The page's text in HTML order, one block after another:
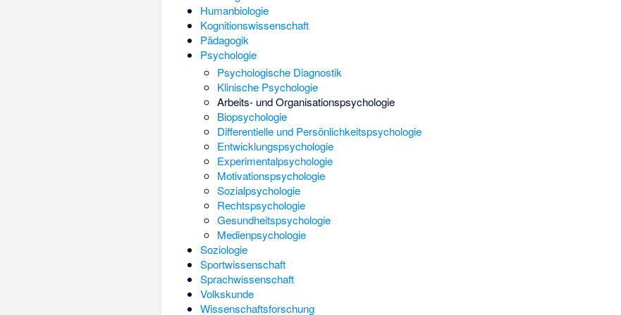
Humanbiologie
Kognitionswissenschaft
Pädagogik
Psychologie
Psychologische Diagnostik
Klinische Psychologie
Arbeits- und Organisationspsychologie
Biopsychologie
Differentielle und Persönlichkeitspsychologie
Entwicklungspsychologie
Experimentalpsychologie
Motivationspsychologie
Sozialpsychologie
Rechtspsychologie
Gesundheitspsychologie
Medienpsychologie
Soziologie
Sportwissenschaft
Sprachwissenschaft
Volkskunde
Wissenschaftsforschung